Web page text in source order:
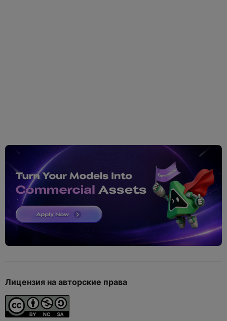
Лицензия на авторские права